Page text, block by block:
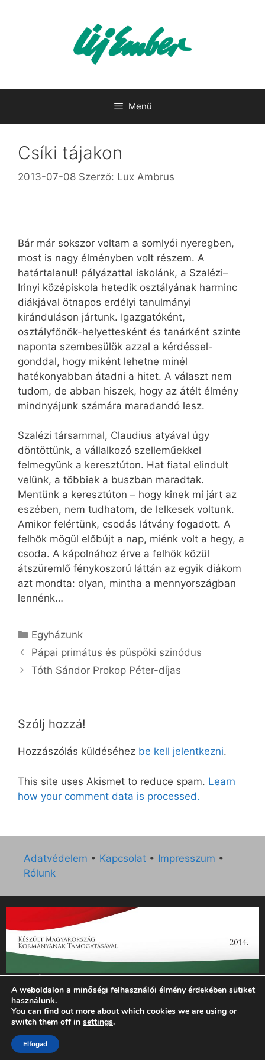
Menü
Csíki tájakon
2013-07-08 Szerző: Lux Ambrus
Bár már sokszor voltam a somlyói nyeregben,
most is nagy élményben volt részem. A
határtalanul! pályázattal iskolánk, a Szalézi–
Irinyi középiskola hetedik osztályának harminc
diákjával ötnapos erdélyi tanulmányi
kiránduláson jártunk. Igazgatóként,
osztályfőnök-helyettesként és tanárként szinte
naponta szembesülök azzal a kérdéssel-
gonddal, hogy miként lehetne minél
hatékonyabban átadni a hitet. A választ nem
tudom, de abban hiszek, hogy az átélt élmény
mindnyájunk számára maradandó lesz.
Szalézi társammal, Claudius atyával úgy
döntöttünk, a vállalkozó szelleműekkel
felmegyünk a keresztúton. Hat fiatal elindult
velünk, a többiek a buszban maradtak.
Mentünk a keresztúton – hogy kinek mi járt az
eszében, nem tudhatom, de lelkesek voltunk.
Amikor felértünk, csodás látvány fogadott. A
felhők mögül előbújt a nap, miénk volt a hegy, a
csoda. A kápolnához érve a felhők közül
átszüremlő fénykoszorú láttán az egyik diákom
azt mondta: olyan, mintha a mennyországban
lennénk…
Kategória
Egyházunk
Pápai primátus és püspöki szinódus
Tóth Sándor Prokop Péter-díjas
Szólj hozzá!
Hozzászólás küldéséhez be kell jelentkezni.
This site uses Akismet to reduce spam. Learn
how your comment data is processed.
Adatvédelem • Kapcsolat • Impresszum •
Rólunk
„Az Új Ember katolikus hetilap 2014. évi működésének
támogatását az EGYH-KCP-14-P-0121 sz. támogatási
szerződés keretében 3 000 000 Ft összegben támogatta az
Emberi Erőforrások Minisztériuma.”
© 2026 Magyar Kurír - Új Ember
A weboldalon a minőségi felhasználói élmény érdekében sütiket
használunk.
You can find out more about which cookies we are using or
switch them off in settings.
Elfogad